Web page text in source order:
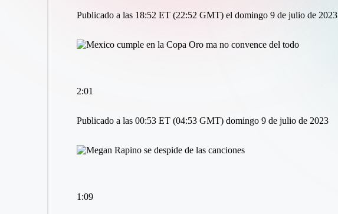
Publicado a las 18:52 ET (22:52 GMT) el domingo 9 de julio de 2023
2:01
Publicado a las 00:53 ET (04:53 GMT) domingo 9 de julio de 2023
1:09